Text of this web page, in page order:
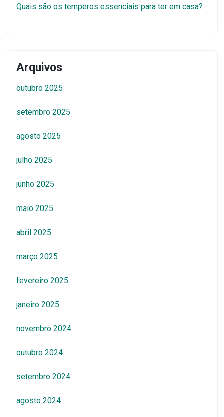
Quais são os temperos essenciais para ter em casa?
Arquivos
outubro 2025
setembro 2025
agosto 2025
julho 2025
junho 2025
maio 2025
abril 2025
março 2025
fevereiro 2025
janeiro 2025
novembro 2024
outubro 2024
setembro 2024
agosto 2024